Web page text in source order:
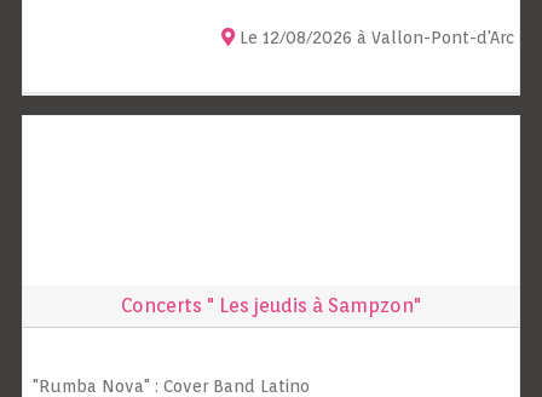
Le 12/08/2026 à Vallon-Pont-d'Arc
Concerts " Les jeudis à Sampzon"
"Rumba Nova" : Cover Band Latino